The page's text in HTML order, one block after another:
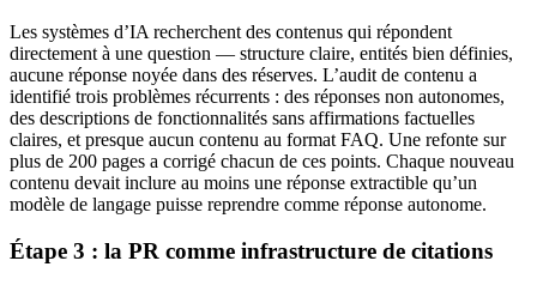
Les systèmes d’IA recherchent des contenus qui répondent
directement à une question — structure claire, entités bien définies,
aucune réponse noyée dans des réserves. L’audit de contenu a
identifié trois problèmes récurrents : des réponses non autonomes,
des descriptions de fonctionnalités sans affirmations factuelles
claires, et presque aucun contenu au format FAQ. Une refonte sur
plus de 200 pages a corrigé chacun de ces points. Chaque nouveau
contenu devait inclure au moins une réponse extractible qu’un
modèle de langage puisse reprendre comme réponse autonome.
Étape 3 : la PR comme infrastructure de citations